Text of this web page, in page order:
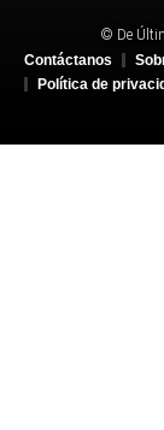
© De
Contáctanos
Política de